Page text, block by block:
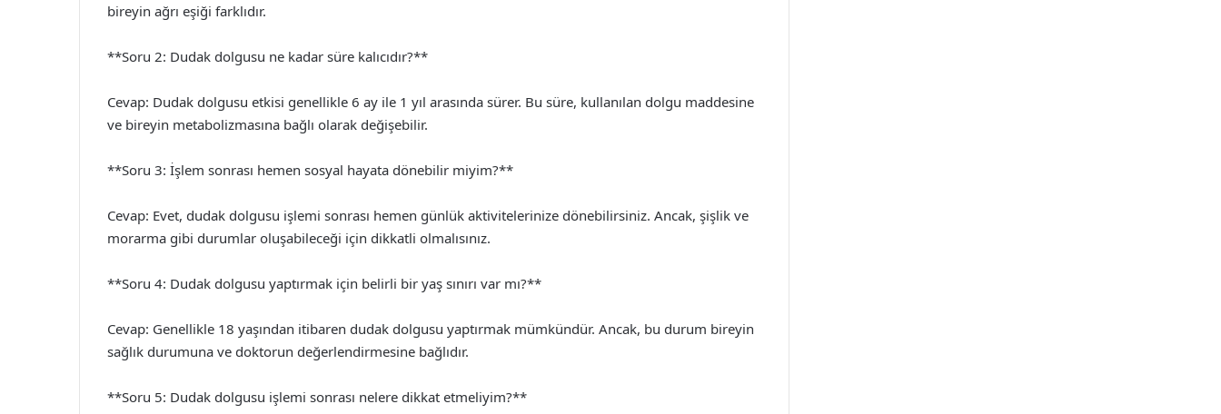
bireyin ağrı eşiği farklıdır.
**Soru 2: Dudak dolgusu ne kadar süre kalıcıdır?**
Cevap: Dudak dolgusu etkisi genellikle 6 ay ile 1 yıl arasında sürer. Bu süre, kullanılan dolgu maddesine
ve bireyin metabolizmasına bağlı olarak değişebilir.
**Soru 3: İşlem sonrası hemen sosyal hayata dönebilir miyim?**
Cevap: Evet, dudak dolgusu işlemi sonrası hemen günlük aktivitelerinize dönebilirsiniz. Ancak, şişlik ve
morarma gibi durumlar oluşabileceği için dikkatli olmalısınız.
**Soru 4: Dudak dolgusu yaptırmak için belirli bir yaş sınırı var mı?**
Cevap: Genellikle 18 yaşından itibaren dudak dolgusu yaptırmak mümkündür. Ancak, bu durum bireyin
sağlık durumuna ve doktorun değerlendirmesine bağlıdır.
**Soru 5: Dudak dolgusu işlemi sonrası nelere dikkat etmeliyim?**